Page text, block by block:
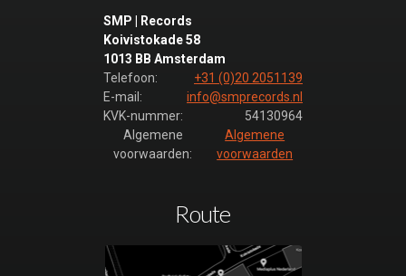
SMP | Records
Koivistokade 58
1013 BB Amsterdam
Telefoon:
+31 (0)20 2051139
E-mail:
info@smprecords.nl
KVK-nummer:
54130964
Algemene
voorwaarden:
Algemene
voorwaarden
Route